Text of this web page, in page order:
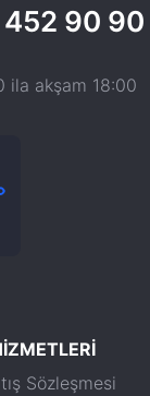
452 90 90
ila akşam 18:00
Sözleşmesi